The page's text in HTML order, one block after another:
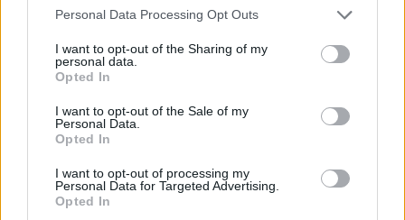
Please note that this website/app uses one or more Google
not limited to your visit or usage behaviour. You may click to
grant or deny consent to Google and its third-party tags to
use your data for below specified purposes in below Google
consent section.
Personal Data Processing Opt Outs
I want to opt-out of the Sharing of my
personal data.
Opted In
I want to opt-out of the Sale of my
Personal Data.
Opted In
I want to opt-out of processing my
Personal Data for Targeted Advertising.
Opted In
da allora firma approfondimenti sui motori. In
redazione sostiene un approccio metodico
alle prove su pista, cura il format 'tecnica e
cronaca' e conserva i fogli di appunti del